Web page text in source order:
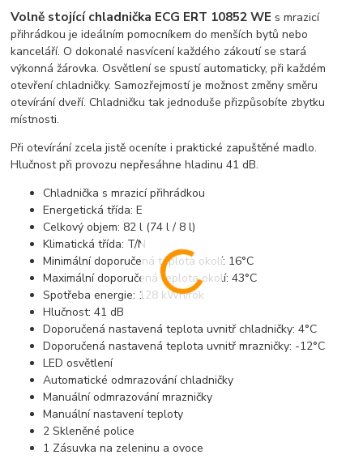
Volně stojící chladnička ECG ERT 10852 WE s mrazicí
přihrádkou je ideálním pomocníkem do menších bytů nebo
kanceláří. O dokonalé nasvícení každého zákoutí se stará
výkonná žárovka. Osvětlení se spustí automaticky, při každém
otevření chladničky. Samozřejmostí je možnost změny směru
otevírání dveří. Chladničku tak jednoduše přizpůsobíte zbytku
místnosti.
Při otevírání zcela jistě oceníte i praktické zapuštěné madlo.
Hlučnost při provozu nepřesáhne hladinu 41 dB.
Chladnička s mrazicí přihrádkou
Energetická třída: E
Celkový objem: 82 l (74 l / 8 l)
Klimatická třída: T/N
Minimální doporučená teplota okolí: 16°C
Maximální doporučená teplota okolí: 43°C
Spotřeba energie: 128 kWh/rok
Hlučnost: 41 dB
Doporučená nastavená teplota uvnitř chladničky: 4°C
Doporučená nastavená teplota uvnitř mrazničky: -12°C
LED osvětlení
Automatické odmrazování chladničky
Manuální odmrazování mrazničky
Manuální nastavení teploty
2 Skleněné police
1 Zásuvka na zeleninu a ovoce